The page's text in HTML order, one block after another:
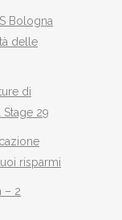
Bologna
delle
di
29
risparmi
– 2